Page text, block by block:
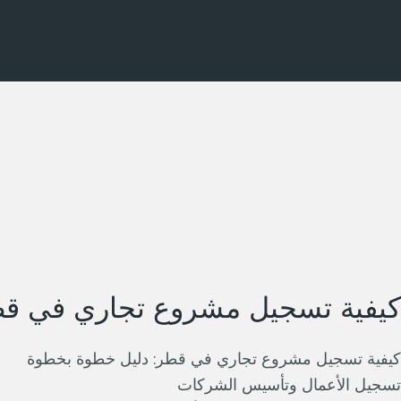
كيفية تسجيل مشروع تجاري في
كيفية تسجيل مشروع تجاري في قطر: دليل خطوة بخطوة
تسجيل الأعمال وتأسيس الشركات